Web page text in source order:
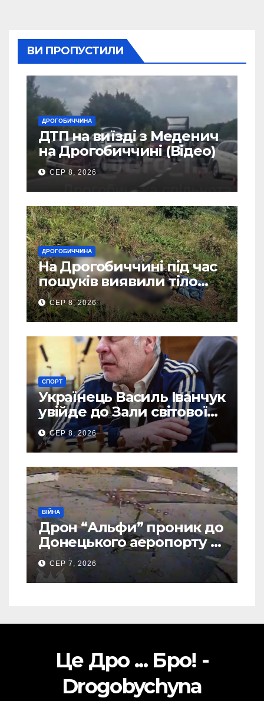
ВИ ПРОПУСТИЛИ
ДРОГОБИЧЧИНА
ДТП на виїзді з Меденич
на Дрогобиччині (Відео)
СЕР 8, 2026
ДРОГОБИЧЧИНА
На Дрогобиччині під час
пошуків виявили тіло
зниклого чоловіка
СЕР 8, 2026
СПОРТ
Українець Василь Іванчук
увійде до Зали світової
шахової слави
СЕР 8, 2026
ВІЙНА
Дрон “Альфи” проник до
Донецького аеропорту та
спалив “Шахед” ще до
запуску
СЕР 7, 2026
Це Дро ... Бро! -
Drogobychyna